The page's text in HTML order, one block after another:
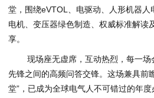
堂，围绕eVTOL、电驱动、人形机器人
电机、变压器绿色制造、权威标准解读
享。
现场座无虚席，互动热烈，每一
先锋之间的高频问答交锋。这场兼具前
堂”，已成为全球电气人不可错过的年